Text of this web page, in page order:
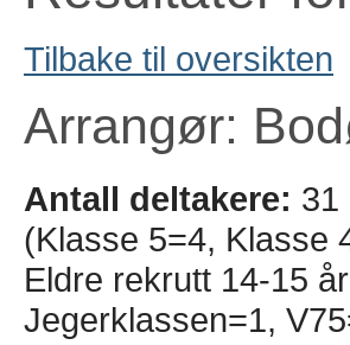
Tilbake til oversikten
Arrangør:
Antall deltakere: 31
(Klasse 5=4, Klasse
Eldre rekrutt 14-15
Jegerklassen=1,